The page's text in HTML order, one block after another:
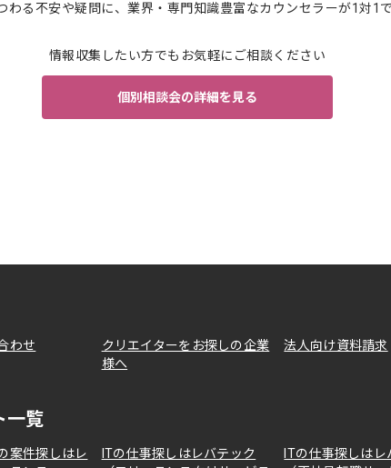
わる不安や疑問に、業界・専門知識豊富なカウンセラーが1対1
情報収集したい方でもお気軽にご相談ください
個別相談会の詳細を見る
わせ
クリエイターをお探しの企業
様へ
法人向け資料請求
一覧
案件探しはレ
ITの仕事探しはレバテック
ITの仕事探しはレ